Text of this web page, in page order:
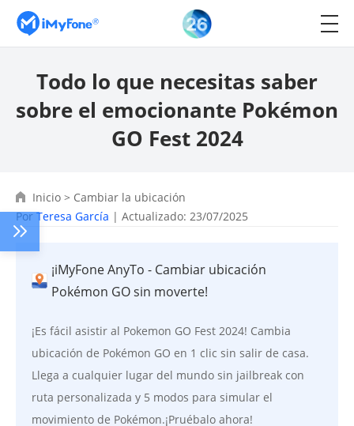
Todo lo que necesitas saber
sobre el emocionante Pokémon
GO Fest 2024
Inicio > Cambiar la ubicación
PorTeresa García | Actualizado: 23/07/2025
¡iMyFone AnyTo - Cambiar ubicación
Pokémon GO sin moverte!
¡Es fácil asistir al Pokemon GO Fest 2024! Cambia
ubicación de Pokémon GO en 1 clic sin salir de casa.
Llega a cualquier lugar del mundo sin jailbreak con
ruta personalizada y 5 modos para simular el
movimiento de Pokémon.¡Pruébalo ahora!